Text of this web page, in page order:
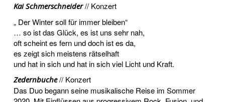
Kai Schmerschneider // Konzert
„ Der Winter soll für immer bleiben“
… so ist das Glück, es ist uns sehr nah,
oft scheint es fern und doch ist es da,
es zeigt sich meistens rätselhaft
und hat in sich und hat in sich viel Licht und Kraft.
Zedernbuche// Konzert
Das Duo begann seine musikalische Reise im Sommer